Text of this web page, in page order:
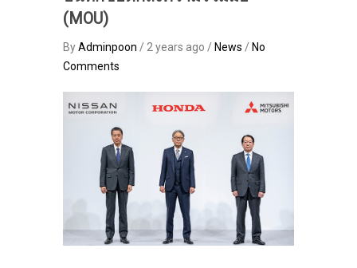
(MOU)
ByAdminpoon / 2 years ago / News / No
Comments